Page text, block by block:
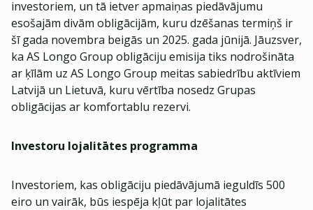
investoriem, un tā ietver apmaiņas piedāvājumu
esošajām divām obligācijām, kuru dzēšanas termiņš ir
šī gada novembra beigās un 2025. gada jūnijā. Jāuzsver,
ka AS Longo Group obligāciju emisija tiks nodrošināta
ar ķīlām uz AS Longo Group meitas sabiedrību aktīviem
Latvijā un Lietuvā, kuru vērtība nosedz Grupas
obligācijas ar komfortablu rezervi.
Investoru lojalitātes programma
Investoriem, kas obligāciju piedāvājumā ieguldīs 500
eiro un vairāk, būs iespēja kļūt par lojalitātes